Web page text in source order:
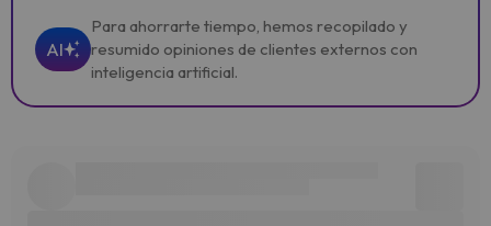
AI
Para ahorrarte tiempo, hemos recopilado y
resumido opiniones de clientes externos con
inteligencia artificial.